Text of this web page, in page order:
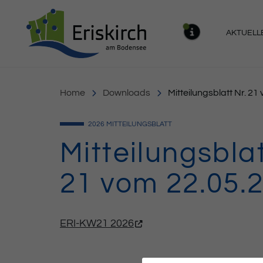
Home Downloads Mitteilungsblatt Nr. 21
2026 MITTEILUNGSBLATT
21 vom
ERI-KW21 2026